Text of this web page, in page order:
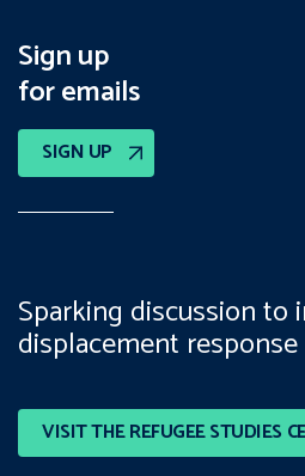
Sign up
for emails
SIGN UP
VISIT THE REFUGEE STUDIES
Sparking discussion to
displacement response